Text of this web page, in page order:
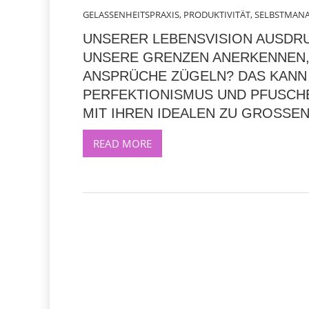
GELASSENHEITSPRAXIS, PRODUKTIVITÄT,
UNSERER LEBENSVISION
UNSERE GRENZEN
ANSPRÜCHE ZÜGELN? DAS
PERFEKTIONISMUS UND
MIT IHREN IDEALEN ZU
READ MORE